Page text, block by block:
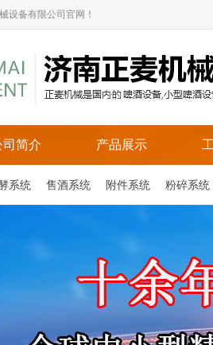
设备有限公司官网！
司简介 产品展示
系统 售酒系统 附件系统 粉碎系统